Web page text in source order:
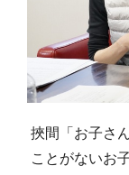
挾間「お子さ
ことがないお